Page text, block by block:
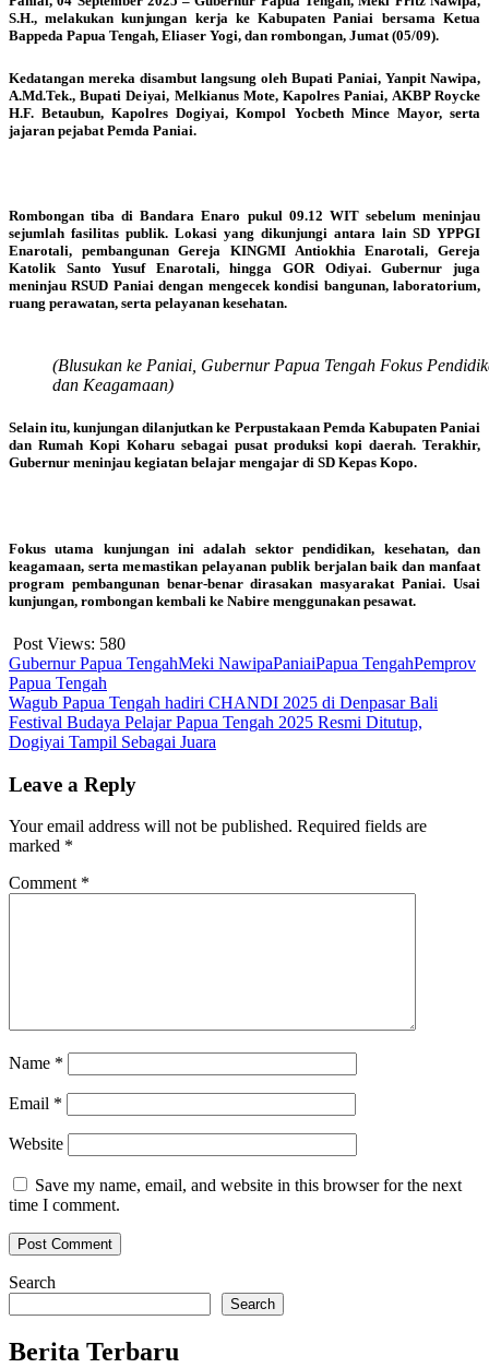
S.H., melakukan kunjungan kerja ke Kabupaten Paniai bersama Ketua
Bappeda Papua Tengah, Eliaser Yogi, dan rombongan, Jumat (05/09).
Kedatangan mereka disambut langsung oleh Bupati Paniai, Yanpit Nawipa,
A.Md.Tek., Bupati Deiyai, Melkianus Mote, Kapolres Paniai, AKBP Roycke
H.F. Betaubun, Kapolres Dogiyai, Kompol Yocbeth Mince Mayor, serta
jajaran pejabat Pemda Paniai.
Rombongan tiba di Bandara Enaro pukul 09.12 WIT sebelum meninjau
sejumlah fasilitas publik. Lokasi yang dikunjungi antara lain SD YPPGI
Enarotali, pembangunan Gereja KINGMI Antiokhia Enarotali, Gereja
Katolik Santo Yusuf Enarotali, hingga GOR Odiyai. Gubernur juga
meninjau RSUD Paniai dengan mengecek kondisi bangunan, laboratorium,
ruang perawatan, serta pelayanan kesehatan.
(Blusukan ke Paniai, Gubernur Papua Tengah Fokus
dan Keagamaan)
Selain itu, kunjungan dilanjutkan ke Perpustakaan Pemda Kabupaten Paniai
dan Rumah Kopi Koharu sebagai pusat produksi kopi daerah. Terakhir,
Gubernur meninjau kegiatan belajar mengajar di SD Kepas Kopo.
Fokus utama kunjungan ini adalah sektor pendidikan, kesehatan, dan
keagamaan, serta memastikan pelayanan publik berjalan baik dan manfaat
program pembangunan benar-benar dirasakan masyarakat Paniai. Usai
kunjungan, rombongan kembali ke Nabire menggunakan pesawat.
Post Views: 580
Gubernur Papua TengahMeki NawipaPaniaiPapua TengahPemprov
Papua Tengah
Post
navigation
Wagub Papua Tengah hadiri CHANDI 2025 di Denpasar Bali
Festival Budaya Pelajar Papua Tengah 2025 Resmi Ditutup,
Dogiyai Tampil Sebagai Juara
Leave a Reply
Your email address will not be published. Required fields are
marked *
Comment *
Name *
Email *
Website
Save my name, email, and website in this browser for the next
time I comment.
Search
Search
Berita Terbaru